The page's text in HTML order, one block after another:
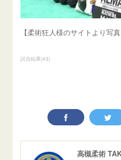
【柔術狂人様のサイトより写
試合結果(43)
高槻柔術